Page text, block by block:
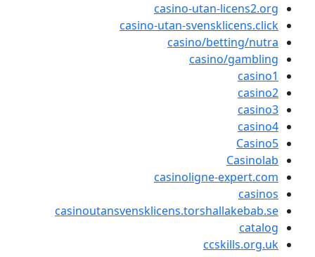
casino-utan-
casino-utan-
casino/
casino/
casinoligne-